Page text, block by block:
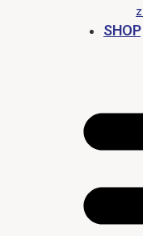
SHOP